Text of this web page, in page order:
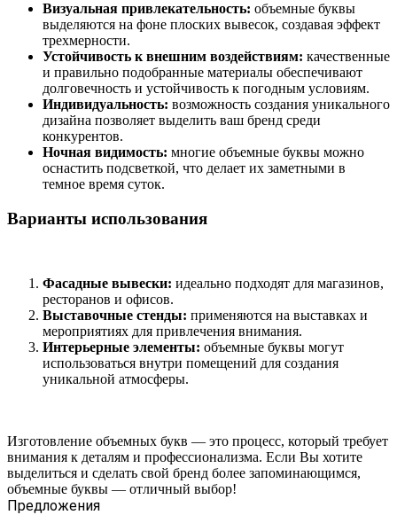
Визуальная привлекательность: объемные буквы
выделяются на фоне плоских вывесок, создавая эффект
трехмерности.
Устойчивость к внешним воздействиям: качественные
и правильно подобранные материалы обеспечивают
долговечность и устойчивость к погодным условиям.
Индивидуальность: возможность создания уникального
дизайна позволяет выделить ваш бренд среди
конкурентов.
Ночная видимость: многие объемные буквы можно
оснастить подсветкой, что делает их заметными в
темное время суток.
Варианты использования
Фасадные вывески: идеально подходят для магазинов,
ресторанов и офисов.
Выставочные стенды: применяются на выставках и
мероприятиях для привлечения внимания.
Интерьерные элементы: объемные буквы могут
использоваться внутри помещений для создания
уникальной атмосферы.
Изготовление объемных букв — это процесс, который требует
внимания к деталям и профессионализма. Если Вы хотите
выделиться и сделать свой бренд более запоминающимся,
объемные буквы — отличный выбор!
Предложения